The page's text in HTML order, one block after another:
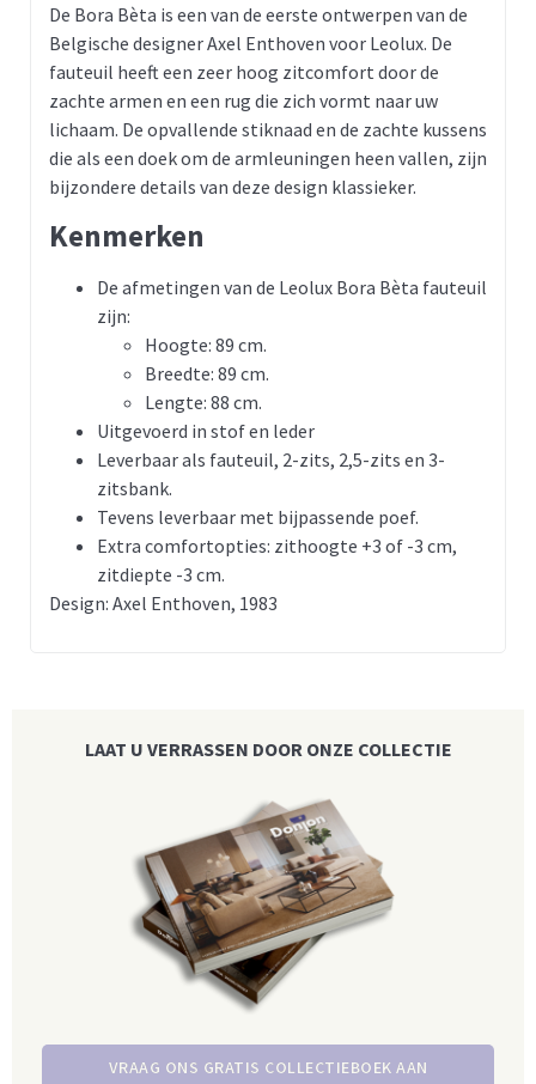
De Bora Bèta is een van de eerste ontwerpen van de
Belgische designer Axel Enthoven voor Leolux. De
fauteuil heeft een zeer hoog zitcomfort door de
zachte armen en een rug die zich vormt naar uw
lichaam. De opvallende stiknaad en de zachte kussens
die als een doek om de armleuningen heen vallen, zijn
bijzondere details van deze design klassieker.
Kenmerken
De afmetingen van de Leolux Bora Bèta fauteuil
zijn:
Hoogte: 89 cm.
Breedte: 89 cm.
Lengte: 88 cm.
Uitgevoerd in stof en leder
Leverbaar als fauteuil, 2-zits, 2,5-zits en 3-
zitsbank.
Tevens leverbaar met bijpassende poef.
Extra comfortopties: zithoogte +3 of -3 cm,
zitdiepte -3 cm.
Design: Axel Enthoven, 1983
LAAT U VERRASSEN DOOR ONZE COLLECTIE
VRAAG ONS GRATIS COLLECTIEBOEK AAN